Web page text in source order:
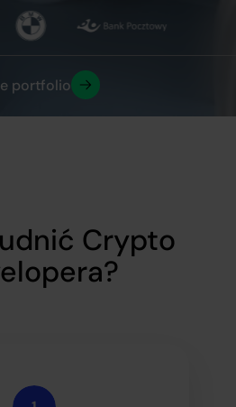
portfolio
Crypto